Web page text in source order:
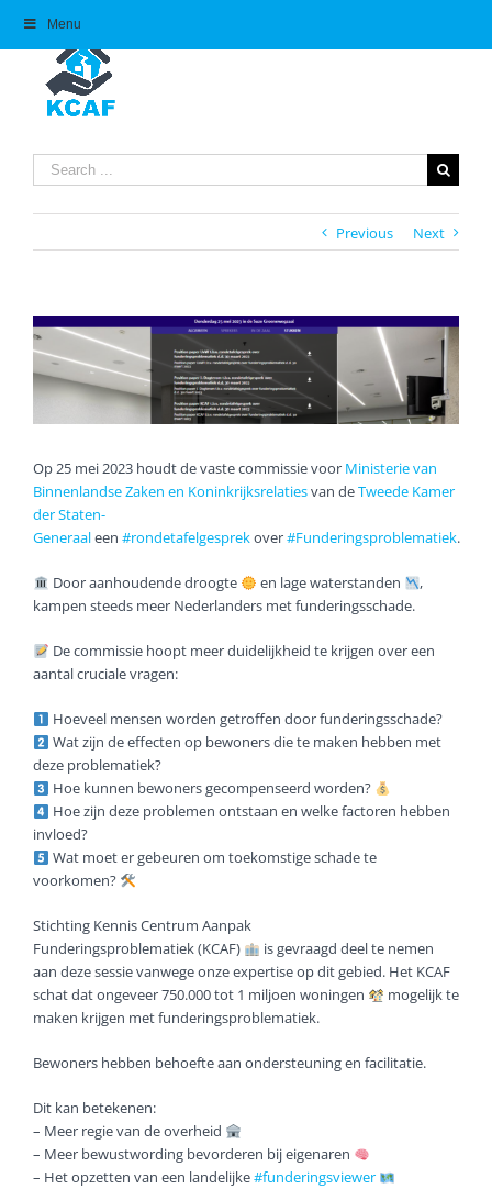
content
Search
for:
Previous Next
View
Larger
Image
Op 25 mei 2023 houdt de vaste commissie voor Ministerie van
Binnenlandse Zaken en Koninkrijksrelatiesvan deTweede Kamer
der Staten-
Generaaleen #rondetafelgesprekover#Funderingsproblematiek.
Door aanhoudende droogte en lage waterstanden
,
kampen steeds meer Nederlanders met funderingsschade.
De commissie hoopt meer duidelijkheid te krijgen over een
aantal cruciale vragen:
Hoeveel mensen worden getroffen door funderingsschade?
Wat zijn de effecten op bewoners die te maken hebben met
deze problematiek?
Hoe kunnen bewoners gecompenseerd worden?
Hoe zijn deze problemen ontstaan en welke factoren hebben
invloed?
Wat moet er gebeuren om toekomstige schade te
voorkomen?
Stichting Kennis Centrum Aanpak
Funderingsproblematiek (KCAF)
is gevraagd deel te nemen
aan deze sessie vanwege onze expertise op dit gebied. Het KCAF
schat dat ongeveer 750.000 tot 1 miljoen woningen
mogelijk te
maken krijgen met funderingsproblematiek.
Bewoners hebben behoefte aan ondersteuning en facilitatie.
Dit kan betekenen:
– Meer regie van de overheid
– Meer bewustwording bevorderen bij eigenaren
– Het opzetten van een landelijke#funderingsviewer
Menu